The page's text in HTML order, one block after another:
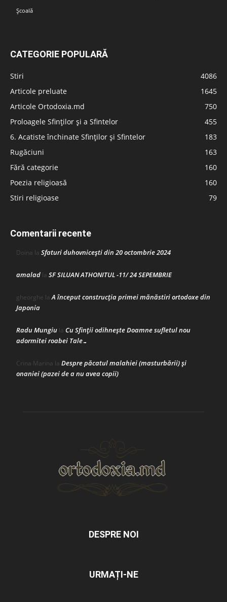
Școală
CATEGORIE POPULARĂ
Stiri
4086
Articole preluate
1645
Articole Ortodoxia.md
750
Proloagele Sfinților și a Sfintelor
455
6. Acatiste închinate Sfinților și Sfintelor
183
Rugăciuni
163
Fără categorie
160
Poezia religioasă
160
Stiri religioase
79
Comentarii recente
Doina la Sfaturi duhovnicești din 20 octombrie 2024
amalad la SF SILUAN ATHONITUL -11/ 24 SEPEMBRIE
gheorghe laA început construcţia primei mănăstiri ortodoxe din
Japonia
Radu Mungiu la Cu Sfinții odihnește Doamne sufletul nou
adormitei roabei Tale…
Crina Marina la Despre păcatul malahiei (masturbării) şi
onaniei (pazei de a nu avea copii)
DESPRE NOI
URMAȚI-NE